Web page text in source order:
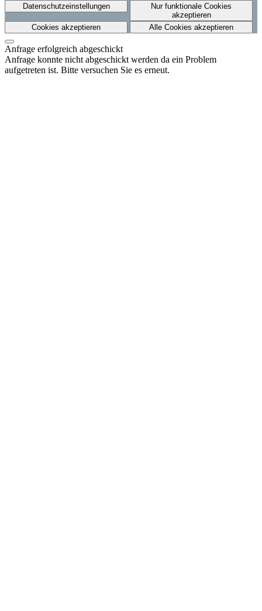
Datenschutzeinstellungen
Nur funktionale Cookies
akzeptieren
Cookies akzeptieren
Alle Cookies akzeptieren
Anfrage erfolgreich abgeschickt
Anfrage konnte nicht abgeschickt werden da ein Problem
aufgetreten ist. Bitte versuchen Sie es erneut.